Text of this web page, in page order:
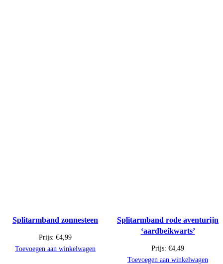
Splitarmband zonnesteen
Prijs: €4,99
Toevoegen aan winkelwagen
Splitarmband rode aventurijn
‘aardbeikwarts’
Prijs: €4,49
Toevoegen aan winkelwagen